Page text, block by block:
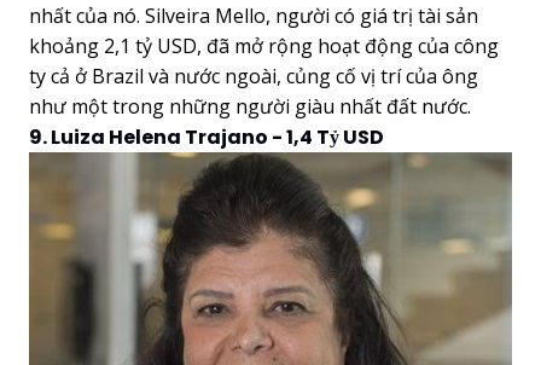
nhất của nó. Silveira Mello, người có giá trị tài sản
khoảng 2,1 tỷ USD, đã mở rộng hoạt động của công
ty cả ở Brazil và nước ngoài, củng cố vị trí của ông
như một trong những người giàu nhất đất nước.
9. Luiza Helena Trajano - 1,4 Tỷ USD